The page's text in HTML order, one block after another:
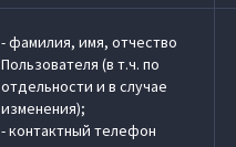
- фамилия, имя, отчество
Пользователя (в т.ч. по
отдельности и в случае
изменения);
- контактный телефон